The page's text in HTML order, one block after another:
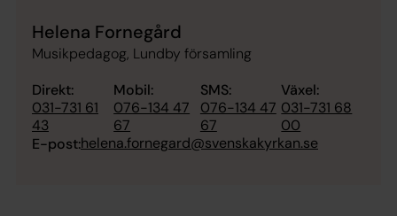
Helena Fornegård
Musikpedagog, Lundby församling
Direkt:
031-731 61
43
Mobil:
076-134 47
67
SMS:
076-134 47
67
Växel:
031-731 68
00
E-post:helena.fornegard@svenskakyrkan.se